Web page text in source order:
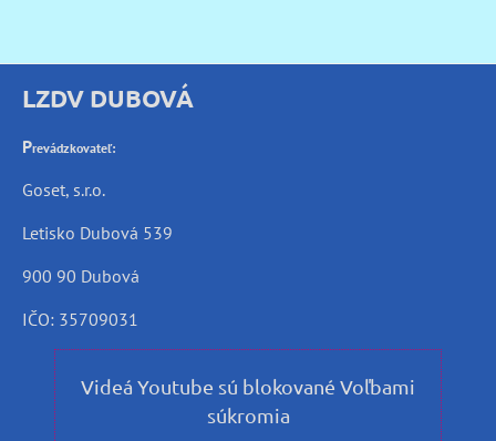
LZDV DUBOVÁ
Prevádzkovateľ:
Goset, s.r.o.
Letisko Dubová 539
900 90 Dubová
IČO: 35709031
Videá Youtube sú blokované Voľbami
súkromia